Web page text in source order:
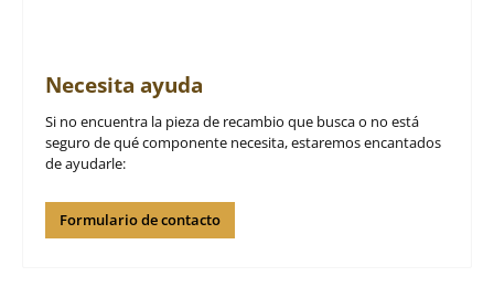
Necesita ayuda
Si no encuentra la pieza de recambio que busca o no está
seguro de qué componente necesita, estaremos encantados
de ayudarle:
Formulario de contacto